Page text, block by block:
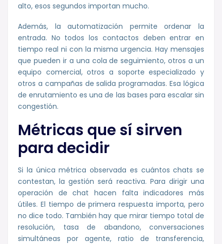
alto, esos segundos importan mucho.
Además, la automatización permite ordenar la
entrada. No todos los contactos deben entrar en
tiempo real ni con la misma urgencia. Hay mensajes
que pueden ir a una cola de seguimiento, otros a un
equipo comercial, otros a soporte especializado y
otros a campañas de salida programadas. Esa lógica
de enrutamiento es una de las bases para escalar sin
congestión.
Métricas que sí sirven
para decidir
Si la única métrica observada es cuántos chats se
contestan, la gestión será reactiva. Para dirigir una
operación de chat hacen falta indicadores más
útiles. El tiempo de primera respuesta importa, pero
no dice todo. También hay que mirar tiempo total de
resolución, tasa de abandono, conversaciones
simultáneas por agente, ratio de transferencia,